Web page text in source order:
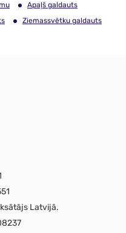
Apaļš galdauts
Ziemassvētku galdauts
Latvijā.